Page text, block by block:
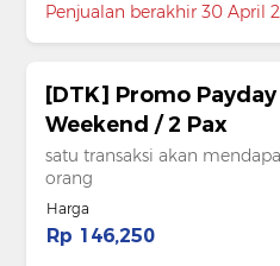
Penjualan berakhir 30 April
[DTK] Promo Payday
Weekend / 2 Pax
satu transaksi akan
orang
Harga
Rp 146,250